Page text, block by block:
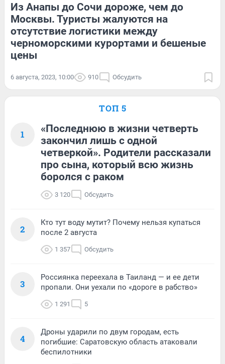
Из Анапы до Сочи дороже, чем до
Москвы. Туристы жалуются на
отсутствие логистики между
черноморскими курортами и бешеные
цены
6 августа, 2023, 10:00 910 Обсудить
ТОП 5
1
«Последнюю в жизни четверть
закончил лишь с одной
четверкой». Родители рассказали
про сына, который всю жизнь
боролся с раком
3 120 Обсудить
2
Кто тут воду мутит? Почему нельзя купаться
после 2 августа
1 357 Обсудить
3
Россиянка переехала в Таиланд — и ее дети
пропали. Они уехали по «дороге в рабство»
1 291 5
4
Дроны ударили по двум городам, есть
погибшие: Саратовскую область атаковали
беспилотники